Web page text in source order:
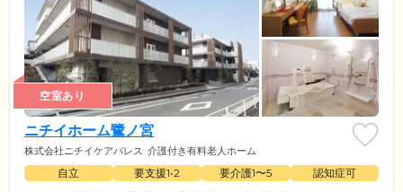
空室あり
ニチイホーム鷺ノ宮
株式会社ニチイケアパレス 介護付き有料老人ホーム
自立 要支援1•2 要介護1〜5
認知症可